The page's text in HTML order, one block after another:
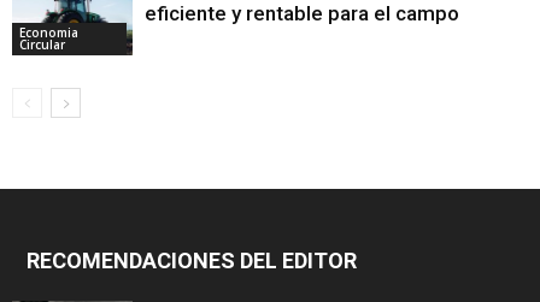
Economia
Circular
eficiente y rentable para el campo
RECOMENDACIONES DEL EDITOR